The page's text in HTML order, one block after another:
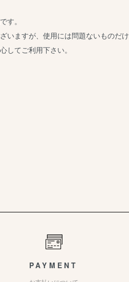
す。
いますが、使用には問題ないものだけ
してご利用下さい。
PAYMENT